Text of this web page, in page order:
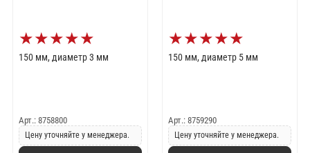
★★★★★
150 мм, диаметр 3 мм
Арт.: 8758800
Цену уточняйте у менеджера.
★★★★★
150 мм, диаметр 5 мм
Арт.: 8759290
Цену уточняйте у менеджера.